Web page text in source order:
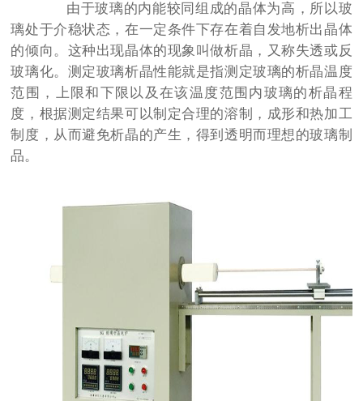
由于玻璃的内能较同组成的晶体为高，所以玻
璃处于介稳状态，在一定条件下存在着自发地析出晶体
的倾向。这种出现晶体的现象叫做析晶，又称失透或反
玻璃化。测定玻璃析晶性能就是指测定玻璃的析晶温度
范围，上限和下限以及在该温度范围内玻璃的析晶程
度，根据测定结果可以制定合理的溶制，成形和热加工
制度，从而避免析晶的产生，得到透明而理想的玻璃制
品。